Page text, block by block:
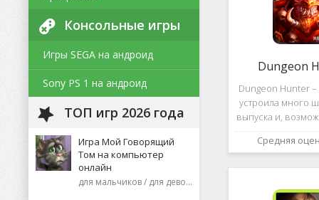
Консольные игры
Игры SEGA на андроид
Sony PS 1 на андроид
ТОП игр 2026 года
Игра Мой Говорящий
Том на компьютер
онлайн
для мальчиков / для девочек
Dungeon
Dungeon Hunter –
устроила много
выпуска и,
такому
необычную
Средняя